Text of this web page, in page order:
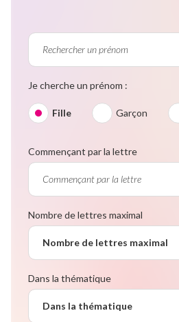
Je cherche un prénom :
Fille Garçon
Commençant par la lettre
Nombre de lettres maximal
Nombre de lettres maximal
Dans la thématique
Dans la thématique